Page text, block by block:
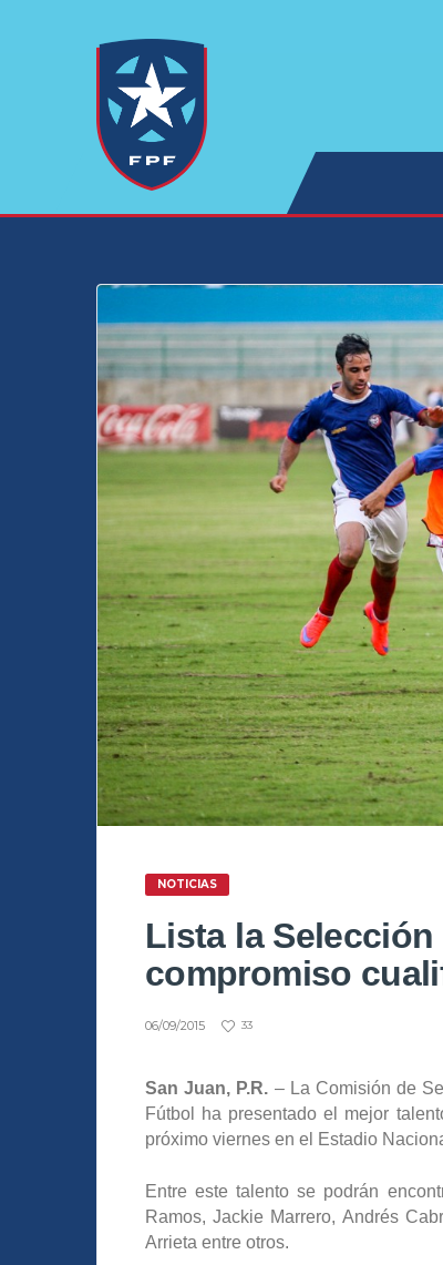
NOTICIAS
Lista la
compromiso
06/09/2015 33
San Juan, P.R. – La Comisión de
Fútbol ha presentado el mejor
próximo viernes en el Estadio
Entre este talento se podrán
Ramos, Jackie Marrero, Andrés
Arrieta entre otros.